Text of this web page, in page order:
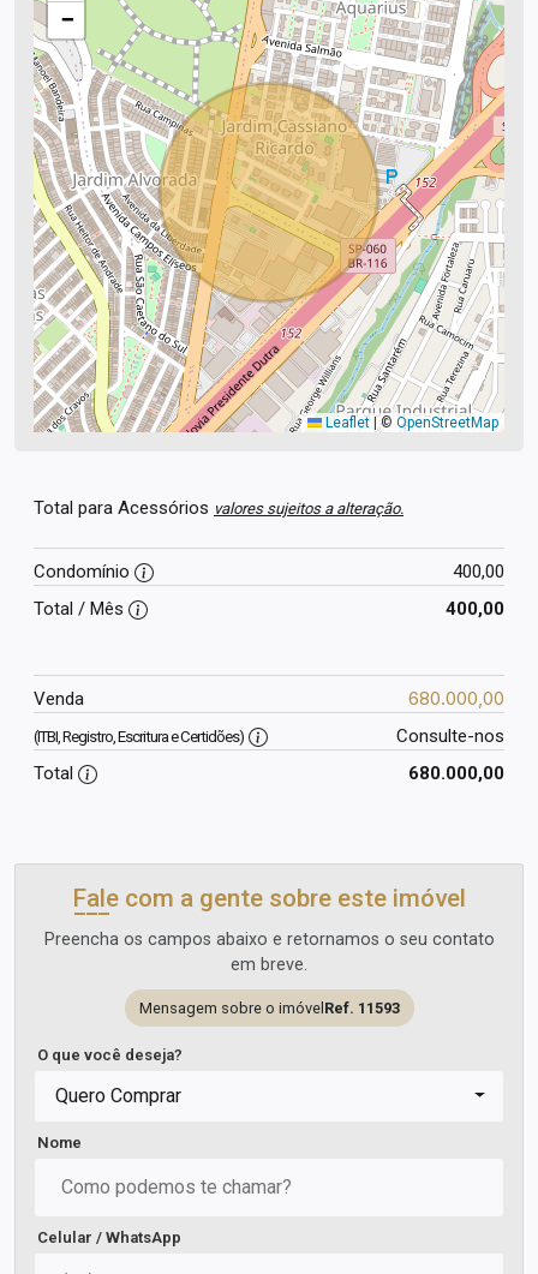
−
Leaflet |© OpenStreetMap
Total para Acessórios valores sujeitos a alteração.
Condomínio
400,00
Total / Mês
400,00
Venda 680.000,00
(ITBI, Registro, Escritura e Certidões)
Consulte-nos
Total
680.000,00
Fale com a gente sobre este imóvel
Preencha os campos abaixo e retornamos o seu contato
em breve.
Mensagem sobre o imóvelRef. 11593
O que você deseja?
Quero Comprar
Nome
Celular / WhatsApp